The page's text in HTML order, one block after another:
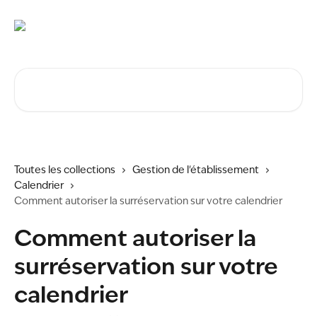
Toutes les collections
Gestion de l'établissement
Calendrier
Comment autoriser la surréservation sur votre calendrier
Comment autoriser la
surréservation sur votre
calendrier